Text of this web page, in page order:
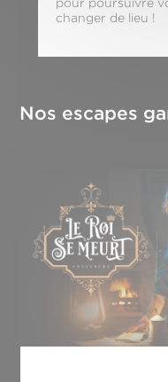
pour poursuivre
changer de lieu !
Nos escapes